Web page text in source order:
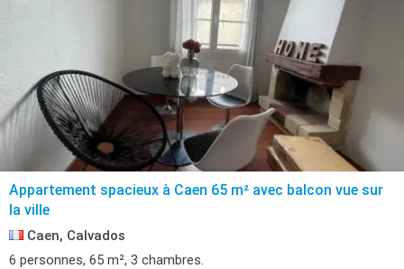
Appartement spacieux à Caen 65 m² avec balcon vue sur
la ville
Caen, Calvados
6 personnes, 65 m², 3 chambres.